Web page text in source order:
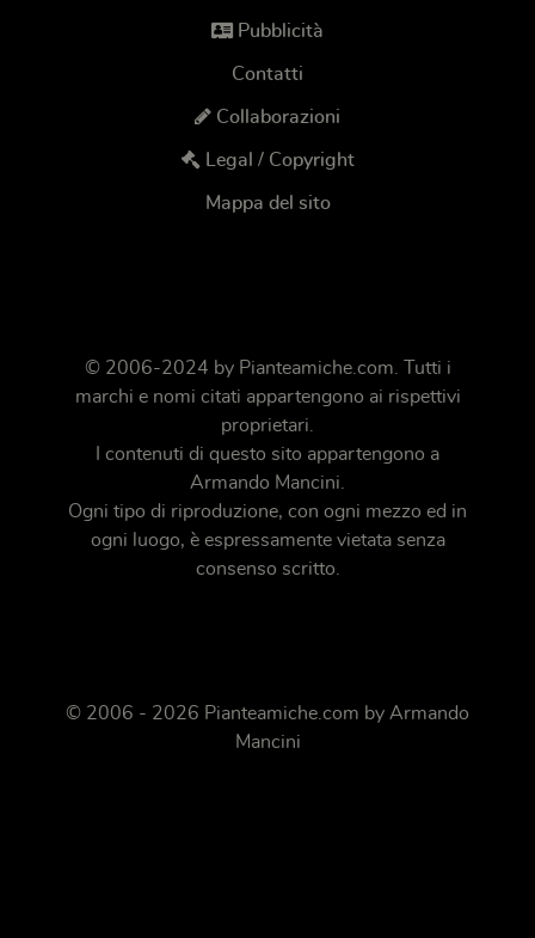
Pubblicità
Contatti
Collaborazioni
Legal / Copyright
Mappa del sito
© 2006-2024 by Pianteamiche.com. Tutti i
marchi e nomi citati appartengono ai rispettivi
proprietari.
I contenuti di questo sito appartengono a
Armando Mancini.
Ogni tipo di riproduzione, con ogni mezzo ed in
ogni luogo, è espressamente vietata senza
consenso scritto.
© 2006 - 2026 Pianteamiche.com by Armando
Mancini